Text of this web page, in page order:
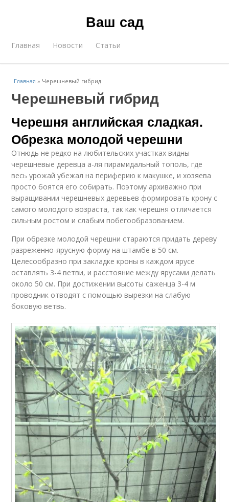
Ваш сад
Главная Новости Статьи
Главная » Черешневый гибрид
Черешневый гибрид
Черешня английская сладкая.
Обрезка молодой черешни
Отнюдь не редко на любительских участках видны
черешневые деревца а-ля пирамидальный тополь, где
весь урожай убежал на периферию к макушке, и хозяева
просто боятся его собирать. Поэтому архиважно при
выращивании черешневых деревьев формировать крону с
самого молодого возраста, так как черешня отличается
сильным ростом и слабым побегообразованием.
При обрезке молодой черешни стараются придать дереву
разреженно-ярусную форму на штамбе в 50 см.
Целесообразно при закладке кроны в каждом ярусе
оставлять 3-4 ветви, и расстояние между ярусами делать
около 50 см. При достижении высоты саженца 3-4 м
проводник отводят с помощью вырезки на слабую
боковую ветвь.